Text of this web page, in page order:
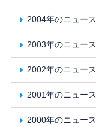
2004年のニュース
2003年のニュース
2002年のニュース
2001年のニュース
2000年のニュース